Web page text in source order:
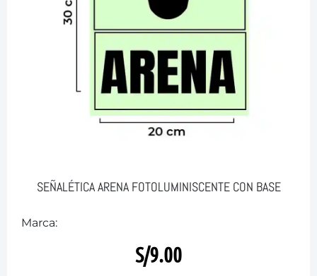
SEÑALÉTICA ARENA FOTOLUMINISCENTE CON BASE
Marca:
S/9.00